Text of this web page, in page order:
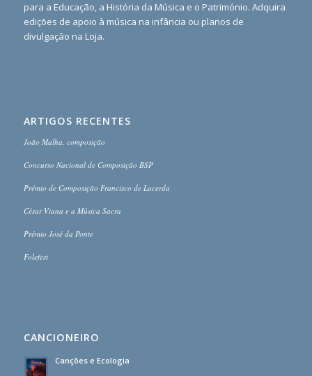
para a Educação, a História da Música e o Património. Adquira
edições de apoio à música na infância ou planos de
divulgação na Loja.
ARTIGOS RECENTES
João Malha, composição
Concurso Nacional de Composição BSP
Prémio de Composição Francisco de Lacerda
César Viana e a Música Sacra
Prémio José da Ponte
Folefest
CANCIONEIRO
Canções e Ecologia